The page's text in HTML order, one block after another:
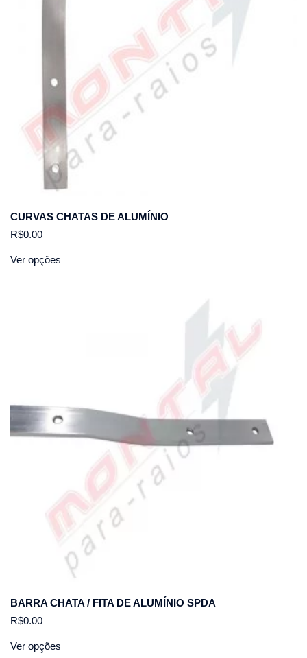
CURVAS CHATAS DE ALUMÍNIO
R$0.00
Ver opções
BARRA CHATA / FITA DE ALUMÍNIO SPDA
R$0.00
Ver opções